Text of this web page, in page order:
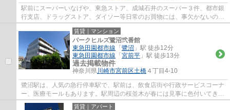
駅前にスーパーいなげや、東急ストア、成城石井のスーパー３件、都市銀
行支店、ドラッグストア、ダイソー等日常のお買物には、事欠かないの
と、駅北側には、宮前区役所、宮前図書館、...
賃貸｜マンション
パークヒルズ鷺沼弐番館
東急田園都市線 「 鷺沼 」駅 徒歩12分
東急田園都市線 「 宮前平 」駅 徒歩13分
過去掲載物件
神奈川県川崎市宮前区土橋 ４丁目4-10
鷺沼駅は、人気の急行停車駅で、駅前は、飲食店街や行政サービスコーナ
ー、医療モールもあります。駅周辺の桜並木が春には見事に色付いてきれ
いです。人気の小学校区エリアも含まれる...
賃貸｜アパート